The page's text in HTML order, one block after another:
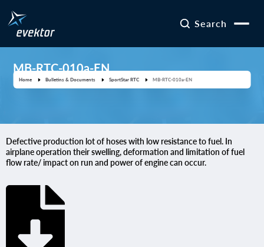
Search
MB-RTC-010a-EN
Home Bulletins & Documents SportStar RTC MB-RTC-010a-EN
Defective production lot of hoses with low resistance to fuel. In
airplane operation their swelling, deformation and limitation of fuel
flow rate/ impact on run and power of engine can occur.